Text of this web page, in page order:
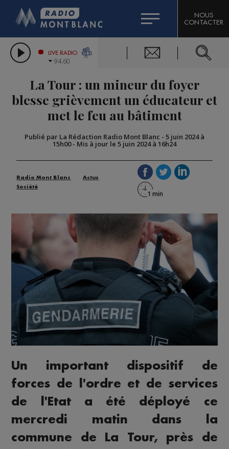
LES CHRONIQUES DE L'EXPERT
CITIZEN MACHINERY
GRAND MASSIF DOMAINES SKIABLES
BIGARD
COMPAGNIE DU MONT-BLANC
NOUS
CONTACTER
LIVE RADIO
94.60
La Tour : un mineur du foyer
blesse grièvement un éducateur et
met le feu au bâtiment
Publié par La Rédaction Radio Mont Blanc - 5 juin 2024 à
15h00- Mis à jour le 5 juin 2024 à 16h24
Radio Mont Blanc
Actus
Société
Un important dispositif de
forces de l'ordre et de services
de l'Etat a été déployé ce
mercredi matin dans la
commune de La Tour, près de